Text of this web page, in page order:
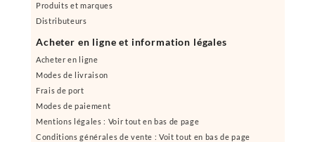
Produits et marques
Distributeurs
Acheter en ligne et information légales
Acheter en ligne
Modes de livraison
Frais de port
Modes de paiement
Mentions légales : Voir tout en bas de page
Conditions générales de vente : Voit tout en bas de page